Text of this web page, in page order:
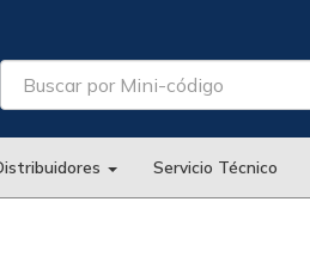
Servicio Técnico